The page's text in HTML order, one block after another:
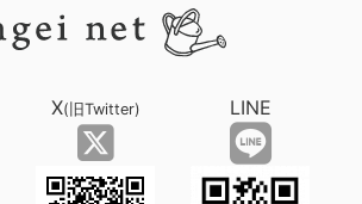
X(旧Twitter) LINE